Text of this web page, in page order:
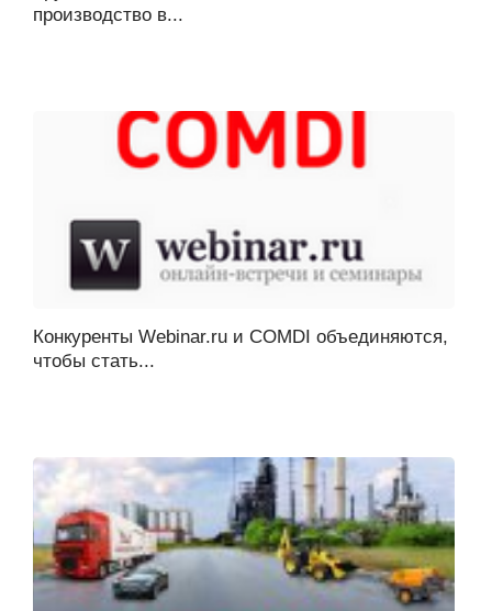
производство в...
Конкуренты Webinar.ru и COMDI объединяются,
чтобы стать...